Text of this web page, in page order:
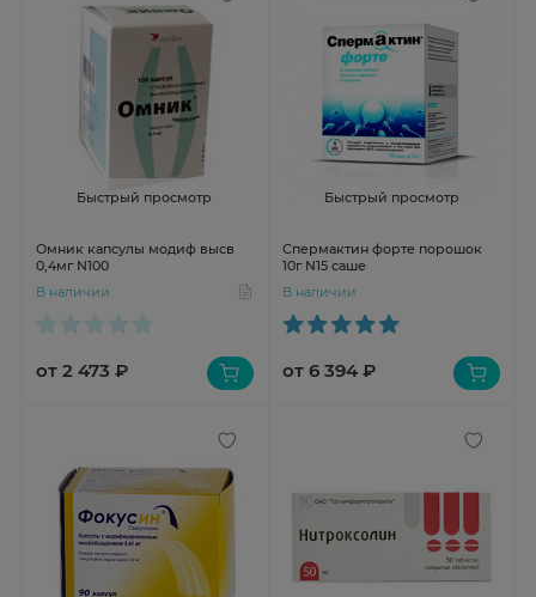
Быстрый просмотр
Омник капсулы модиф высв
0,4мг N100
В наличии
от 2 473 ₽
Быстрый просмотр
Спермактин форте порошок
10г N15 саше
В наличии
от 6 394 ₽